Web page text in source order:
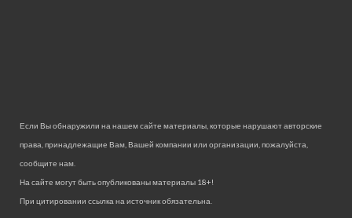
Если Вы обнаружили на нашем сайте материалы, которые нарушают авторские
права, принадлежащие Вам, Вашей компании или организации, пожалуйста,
сообщите нам.
На сайте могут быть опубликованы материалы 18+!
При цитировании ссылка на источник обязательна.